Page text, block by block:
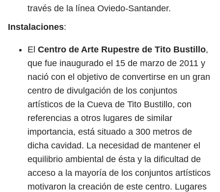
través de la línea Oviedo-Santander.
Instalaciones:
El Centro de Arte Rupestre de Tito Bustillo,
que fue inaugurado el 15 de marzo de 2011 y
nació con el objetivo de convertirse en un gran
centro de divulgación de los conjuntos
artísticos de la Cueva de Tito Bustillo, con
referencias a otros lugares de similar
importancia, está situado a 300 metros de
dicha cavidad. La necesidad de mantener el
equilibrio ambiental de ésta y la dificultad de
acceso a la mayoría de los conjuntos artísticos
motivaron la creación de este centro. Lugares